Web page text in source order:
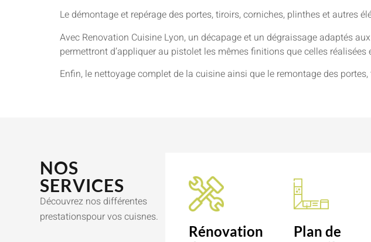
Le démontage et repérage des portes, tiroirs, corniches, plinthes et autres
Avec Renovation Cuisine Lyon, un décapage et un dégraissage adaptés
permettront d’appliquer au pistolet les mêmes finitions que celles réalisées
Enfin, le nettoyage complet de la cuisine ainsi que le remontage des
NOS
SERVICES
Découvrez nos différentes
prestationspour vos cuisnes.
Rénovation
Plan de